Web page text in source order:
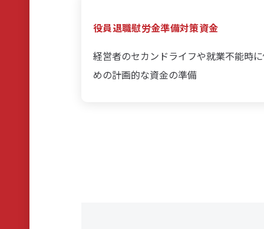
役員退職慰労金準備対策資金
経営者のセカンドライフや就業不能時
めの計画的な資金の準備